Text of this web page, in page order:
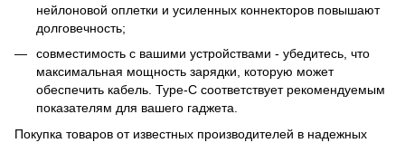
нейлоновой оплетки и усиленных коннекторов повышают
долговечность;
совместимость с вашими устройствами - убедитесь, что
максимальная мощность зарядки, которую может
обеспечить кабель. Type-C соответствует рекомендуемым
показателям для вашего гаджета.
Покупка товаров от известных производителей в надежных